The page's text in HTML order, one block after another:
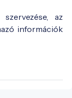
az
információk